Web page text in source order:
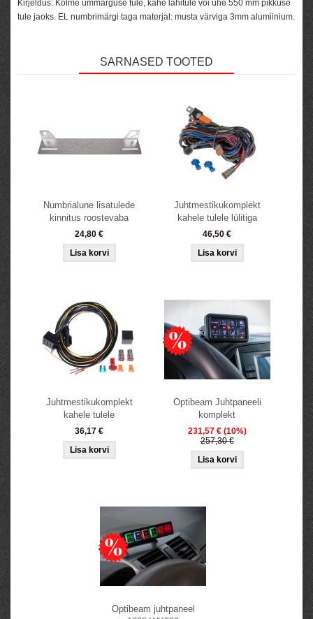
Kirjeldus: Kolme ümmarguse tule, kahe lähitule või ühe 550 mm pikkuse
tule jaoks. EL numbrimärgi taga materjal: musta värviga 3mm alumiinium.
SARNASED TOOTED
Numbrialune lisatulede
kinnitus roostevaba
24,80 €
Juhtmestikukomplekt
kahele tulele lülitiga
46,50 €
Juhtmestikukomplekt
kahele tulele
36,17 €
Optibeam Juhtpaneeli
komplekt
231,57 € (10%)
257,30 €
Optibeam juhtpaneel